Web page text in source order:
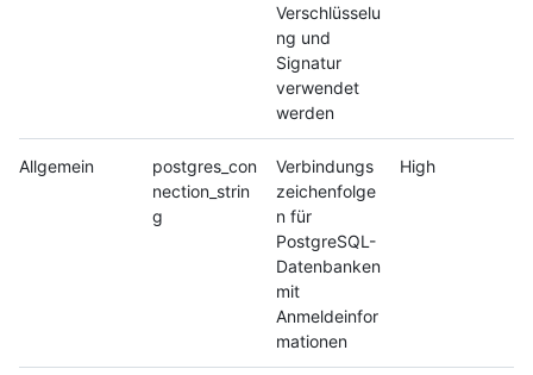
Verschlüsselu
ng und
Signatur
verwendet
werden
Allgemein
postgres_con
nection_strin
g
Verbindungs
zeichenfolge
n für
PostgreSQL-
Datenbanken
mit
Anmeldeinfor
mationen
High